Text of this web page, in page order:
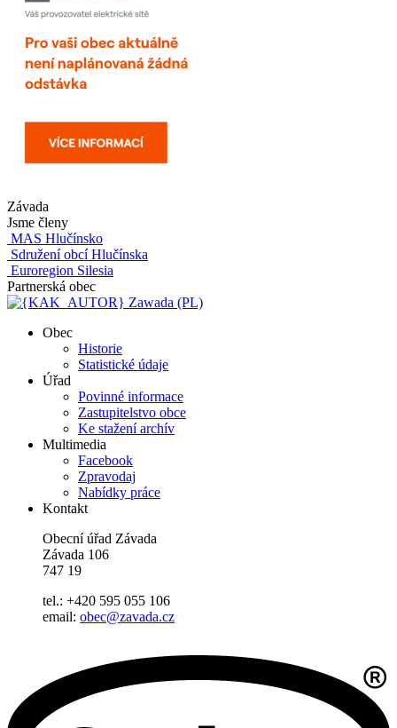
Závada
Jsme členy
MAS Hlučínsko
Sdružení obcí Hlučínska
Euroregion Silesia
Partnerská obec
Zawada (PL)
Obec
Historie
Statistické údaje
Úřad
Povinné informace
Zastupitelstvo obce
Ke stažení archív
Multimedia
Facebook
Zpravodaj
Nabídky práce
Kontakt
Obecní úřad Závada
Závada 106
747 19
tel.: +420 595 055 106
email: obec@zavada.cz